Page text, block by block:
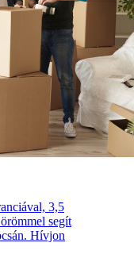
3,5
segít
Hívjon